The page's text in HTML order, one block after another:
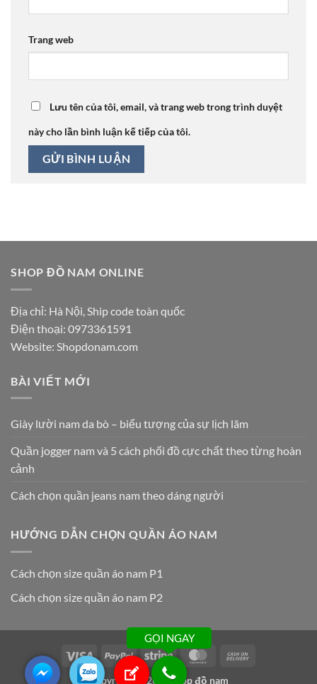
Trang web
Lưu tên của tôi, email, và trang web trong trình duyệt
này cho lần bình luận kế tiếp của tôi.
SHOP ĐỒ NAM ONLINE
Địa chỉ: Hà Nội, Ship code toàn quốc
Điện thoại: 0973361591
Website: Shopdonam.com
BÀI VIẾT MỚI
Giày lười nam da bò – biểu tượng của sự lịch lãm
Quần jogger nam và 5 cách phối đồ cực chất theo từng hoàn
cảnh
Cách chọn quần jeans nam theo dáng người
HƯỚNG DẪN CHỌN QUẦN ÁO NAM
Cách chọn size quần áo nam P1
Cách chọn size quần áo nam P2
Visa PayPal Stripe MasterCard
Copyright 2026 ©Shop đồ nam
GỌI NGAY